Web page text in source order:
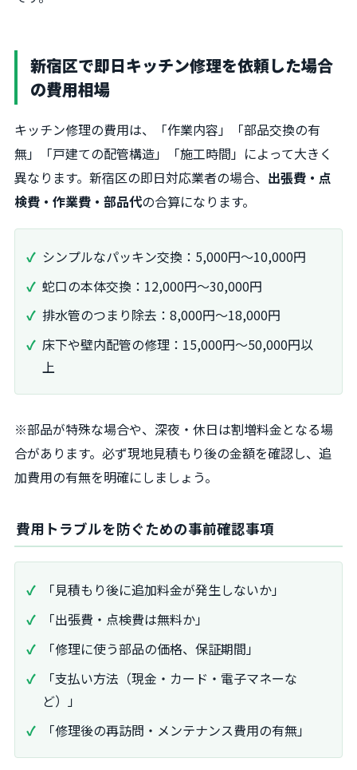
新宿区で即日キッチン修理を依頼した場合
の費用相場
キッチン修理の費用は、「作業内容」「部品交換の有
無」「戸建ての配管構造」「施工時間」によって大きく
異なります。新宿区の即日対応業者の場合、 出張費・点
検費・作業費・部品代の合算になります。
シンプルなパッキン交換：5,000円〜10,000円
蛇口の本体交換：12,000円〜30,000円
排水管のつまり除去：8,000円〜18,000円
床下や壁内配管の修理：15,000円〜50,000円以
上
※部品が特殊な場合や、深夜・休日は割増料金となる場
合があります。必ず現地見積もり後の金額を確認し、追
加費用の有無を明確にしましょう。
費用トラブルを防ぐための事前確認事項
「見積もり後に追加料金が発生しないか」
「出張費・点検費は無料か」
「修理に使う部品の価格、保証期間」
「支払い方法（現金・カード・電子マネーな
ど）」
「修理後の再訪問・メンテナンス費用の有無」